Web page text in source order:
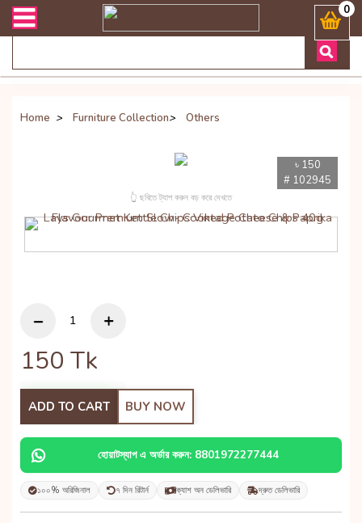
সংক্রান্ত যেকোনো জিজ্ঞাসায় কল করুনঃ ( Whatsapp ) 0
Home > Furniture Collection> Others
৳ 150
# 102945
👆 ছবিতে ট্যাপ করুন বড় করে দেখতে
150 Tk
ADD TO CART BUY NOW
হোয়াটস্যাপ এ অর্ডার করুন: 8801972277444
১০০% অরিজিনাল ৭ দিন রিটার্ন ক্যাশ অন ডেলিভারি দ্রুত ডেলিভারি